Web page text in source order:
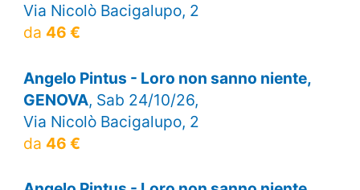
Via Nicolò Bacigalupo, 2
da 46 €
Angelo Pintus - Loro non sanno niente,
GENOVA, Sab 24/10/26,
Via Nicolò Bacigalupo, 2
da 46 €